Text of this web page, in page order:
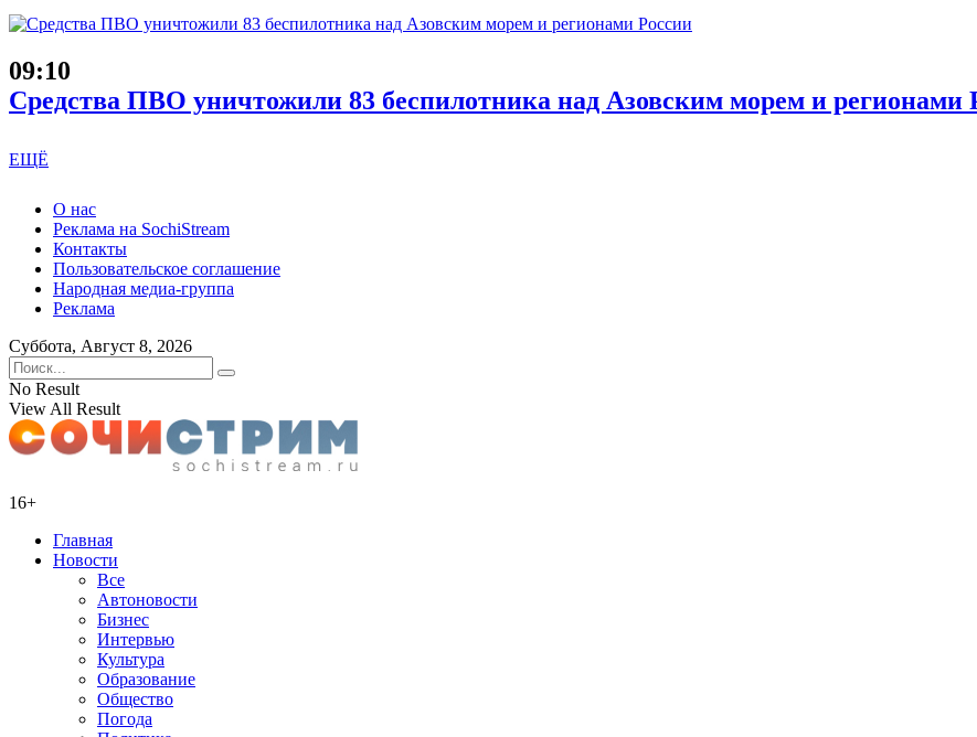
09:10
Средства ПВО уничтожили 83 беспилотника над Азовским морем и регионами
ЕЩЁ
О нас
Реклама на SochiStream
Контакты
Пользовательское соглашение
Народная медиа-группа
Реклама
Суббота, Август 8, 2026
No Result
View All Result
16+
Главная
Новости
Все
Автоновости
Бизнес
Интервью
Культура
Образование
Общество
Погода